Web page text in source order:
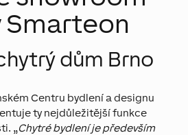
dům Brno
Centru bydlení a designu
ty nejdůležitější funkce
„Chytré bydlení je především